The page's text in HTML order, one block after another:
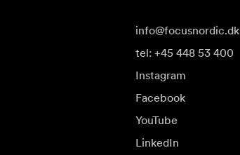
info@focusnordic.dk
tel: +45 448 53 400
Instagram
Facebook
YouTube
LinkedIn